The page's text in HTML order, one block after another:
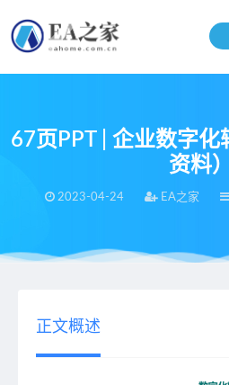
67页PPT | 企业数字
资料）
2023-04-24 EA之家
EA之家 > 架构方法论 67页PPT
正文概述